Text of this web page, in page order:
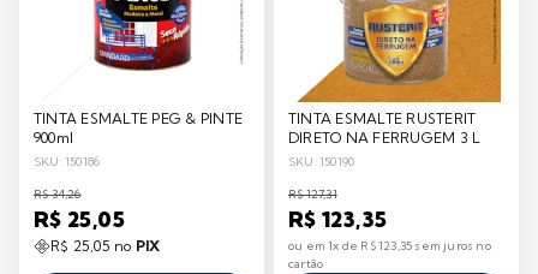
TINTA ESMALTE PEG & PINTE
900ml
SKU: 150186
R$ 34,26
R$ 25,05
R$ 25,05 no PIX
TINTA ESMALTE RUSTERIT
DIRETO NA FERRUGEM 3 L
SKU: 150190
R$ 127,31
R$ 123,35
ou em 1x de R$ 123,35 sem juros no
cartão